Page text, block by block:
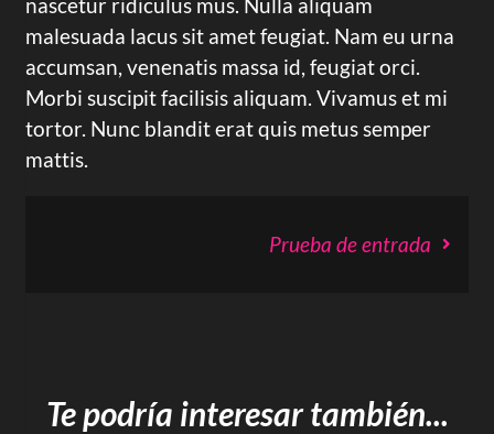
nascetur ridiculus mus. Nulla aliquam
malesuada lacus sit amet feugiat. Nam eu urna
accumsan, venenatis massa id, feugiat orci.
Morbi suscipit facilisis aliquam. Vivamus et mi
tortor. Nunc blandit erat quis metus semper
mattis.
Prueba de entrada
Te podría interesar también...